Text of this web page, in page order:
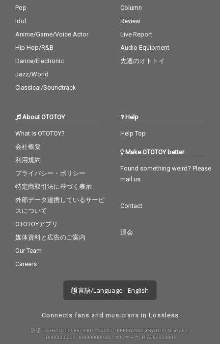
Pop
Idol
Anime/Game/Voice Actor
Hip Hop/R&B
Dance/Electronic
Jazz/World
Classical/Soundtrack
Column
Review
Live Report
Audio Equipment
先週のオトトイ
About OTOTOY
What is OTOTOY?
会社概要
利用規約
プライバシー・ポリシー
特定商取引法に基づく表示
外部データ連携しているサービ
スについて
OTOTOYアプリ
媒体資料と広告のご案内
Our Team
Careers
Help
Help Top
Make OTOTOY better
Found something weird? Please
mail us
Contact
退会
言語/Language - English
Connects fans and musicians in Lossless
許諾 JASRAC: 9008872001Y30005, 9008872005Y37019 / NexTone:
ID000000232, ID000000233 / エルマーク: RIAJ80023001